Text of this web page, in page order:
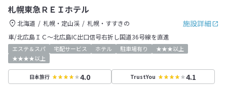
札幌東急ＲＥＩホテル
施設詳細
北海道 札幌・定山渓
札幌・すすきの
車/北広島ＩＣ～北広島IC出口信号右折し国道36号線を直進
エステ＆スパ 宅配サービス ホテル 駐車場有り
★★★以上
★★★★以上
日本旅行 4.0 TrustYou 4.1